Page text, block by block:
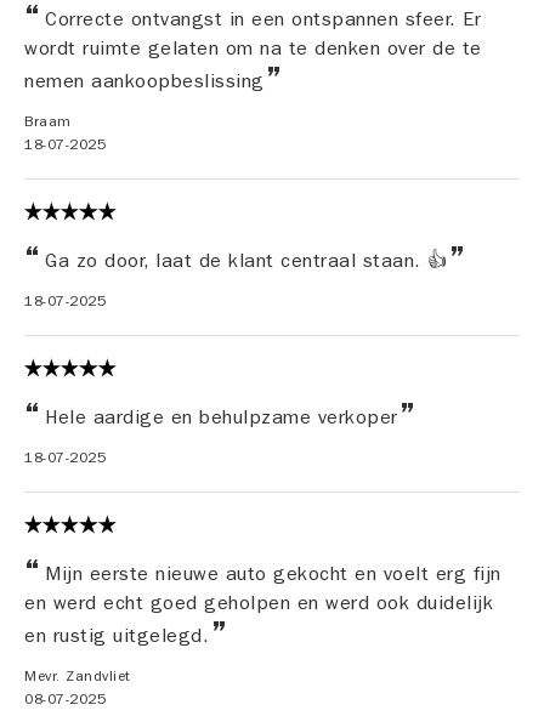
Correcte ontvangst in een ontspannen sfeer. Er
wordt ruimte gelaten om na te denken over de te
nemen aankoopbeslissing
Braam
18-07-2025
Ga zo door, laat de klant centraal staan. 👍
18-07-2025
Hele aardige en behulpzame verkoper
18-07-2025
Mijn eerste nieuwe auto gekocht en voelt erg fijn
en werd echt goed geholpen en werd ook duidelijk
en rustig uitgelegd.
Mevr. Zandvliet
08-07-2025